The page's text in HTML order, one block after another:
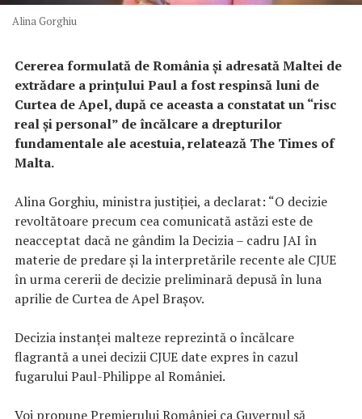
Alina Gorghiu
Cererea formulată de România şi adresată Maltei de
extrădare a prinţului Paul a fost respinsă luni de
Curtea de Apel, după ce aceasta a constatat un “risc
real şi personal” de încălcare a drepturilor
fundamentale ale acestuia, relatează The Times of
Malta.
Alina Gorghiu, ministra justiției, a declarat: “O decizie
revoltătoare precum cea comunicată astăzi este de
neacceptat dacă ne gândim la Decizia – cadru JAI în
materie de predare și la interpretările recente ale CJUE
în urma cererii de decizie preliminară depusă în luna
aprilie de Curtea de Apel Brașov.
Decizia instanței malteze reprezintă o încălcare
flagrantă a unei decizii CJUE date expres în cazul
fugarului Paul-Philippe al României.
Voi propune Premierului României ca Guvernul să